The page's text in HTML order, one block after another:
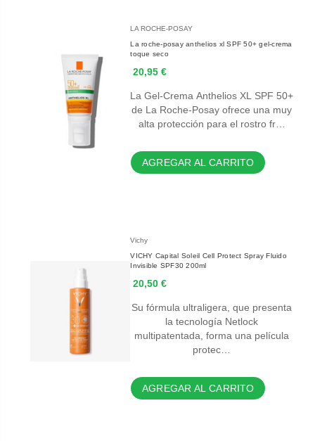
LA ROCHE-POSAY
La roche-posay anthelios xl SPF 50+ gel-crema
toque seco
20,95 €
La Gel-Crema Anthelios XL SPF 50+
de La Roche-Posay ofrece una muy
alta protección para el rostro fr…
AGREGAR AL CARRITO
Vichy
VICHY Capital Soleil Cell Protect Spray Fluido
Invisible SPF30 200ml
20,50 €
Su fórmula ultraligera, que presenta
la tecnología Netlock
multipatentada, forma una película
protec…
AGREGAR AL CARRITO